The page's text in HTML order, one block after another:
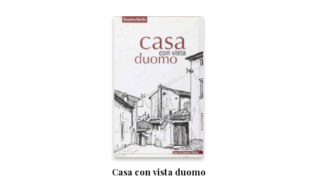
Casa con vista duomo